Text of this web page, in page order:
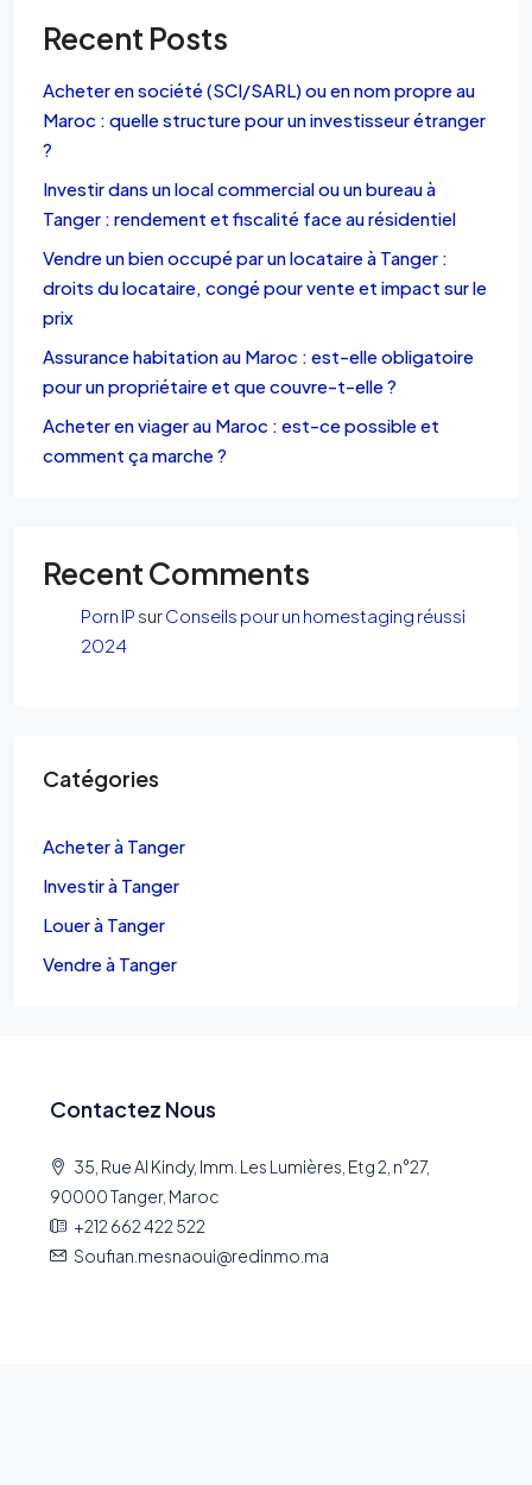
Recent Posts
Acheter en société (SCI/SARL) ou en nom propre au
Maroc : quelle structure pour un investisseur étranger
?
Investir dans un local commercial ou un bureau à
Tanger : rendement et fiscalité face au résidentiel
Vendre un bien occupé par un locataire à Tanger :
droits du locataire, congé pour vente et impact sur le
prix
Assurance habitation au Maroc : est-elle obligatoire
pour un propriétaire et que couvre-t-elle ?
Acheter en viager au Maroc : est-ce possible et
comment ça marche ?
Recent Comments
Porn IP surConseils pour un homestaging réussi
2024
Catégories
Acheter à Tanger
Investir à Tanger
Louer à Tanger
Vendre à Tanger
Contactez Nous
35, Rue Al Kindy, Imm. Les Lumières, Etg 2, n°27,
90000 Tanger, Maroc
+212 662 422 522
Soufian.mesnaoui@redinmo.ma